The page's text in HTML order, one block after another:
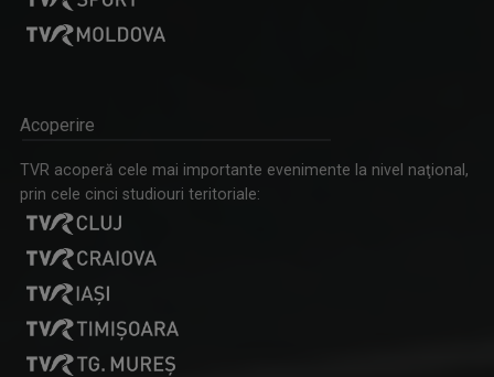
Părintele Marius Resceanu și invitații săi ...
SIMONA MUȘUROI
Lucrează la TVR Craiova încă de când era ...
Acoperire
TVR acoperă cele mai importante evenimente la nivel naţional,
prin cele cinci studiouri teritoriale: